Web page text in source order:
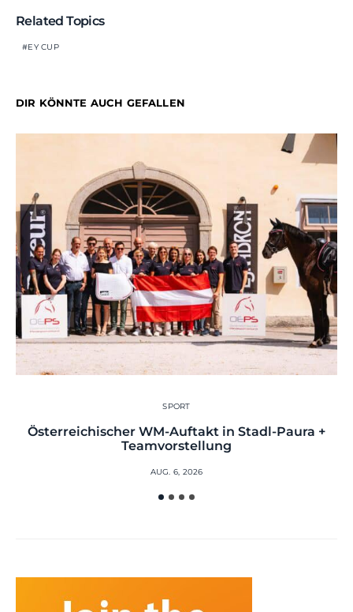
Related Topics
EY CUP
DIR KÖNNTE AUCH GEFALLEN
SPORT
Österreichischer WM-Auftakt in Stadl-Paura +
Teamvorstellung
AUG. 6, 2026